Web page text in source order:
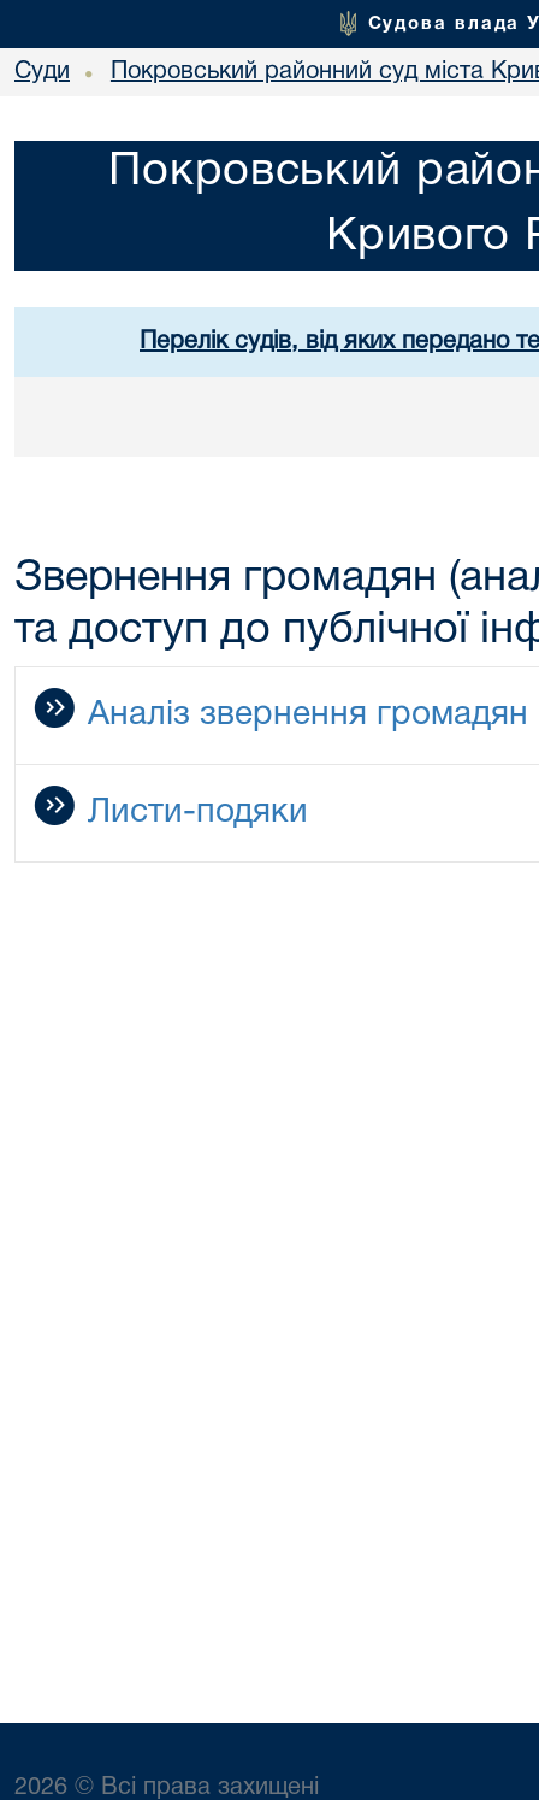
Судова влада
Суди • Покровський районний суд міста
Покровський
Кривого
Перелік судів, від яких передано
Звернення громадян
та доступ до публічної
Аналіз звернення громадян
Листи-подяки
2026 © Всі права захищені